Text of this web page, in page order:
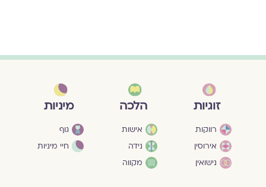
זוגיות
רווקות
אירוסין
נישואין
הלכה
אישות
נידה
מקווה
מיניות
גוף
חיי מיניות